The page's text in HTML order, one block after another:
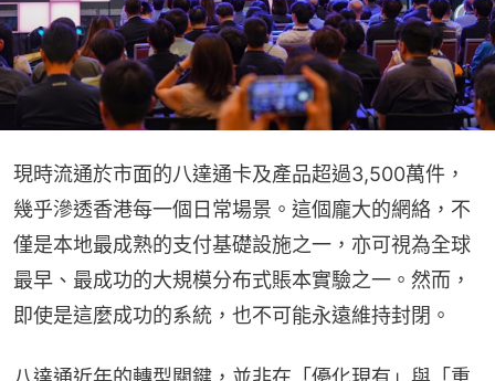
現時流通於市面的八達通卡及產品超過3,500萬件，
幾乎滲透香港每一個日常場景。這個龐大的網絡，不
僅是本地最成熟的支付基礎設施之一，亦可視為全球
最早、最成功的大規模分布式賬本實驗之一。然而，
即使是這麼成功的系統，也不可能永遠維持封閉。